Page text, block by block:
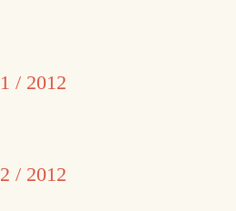
1 / 2012
2 / 2012